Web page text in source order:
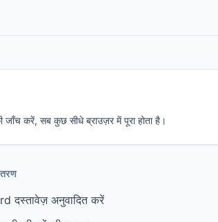
करें, सब कुछ सीधे ब्राउज़र में पूरा होता है।
दस्तावेज़ अनुवादित करें